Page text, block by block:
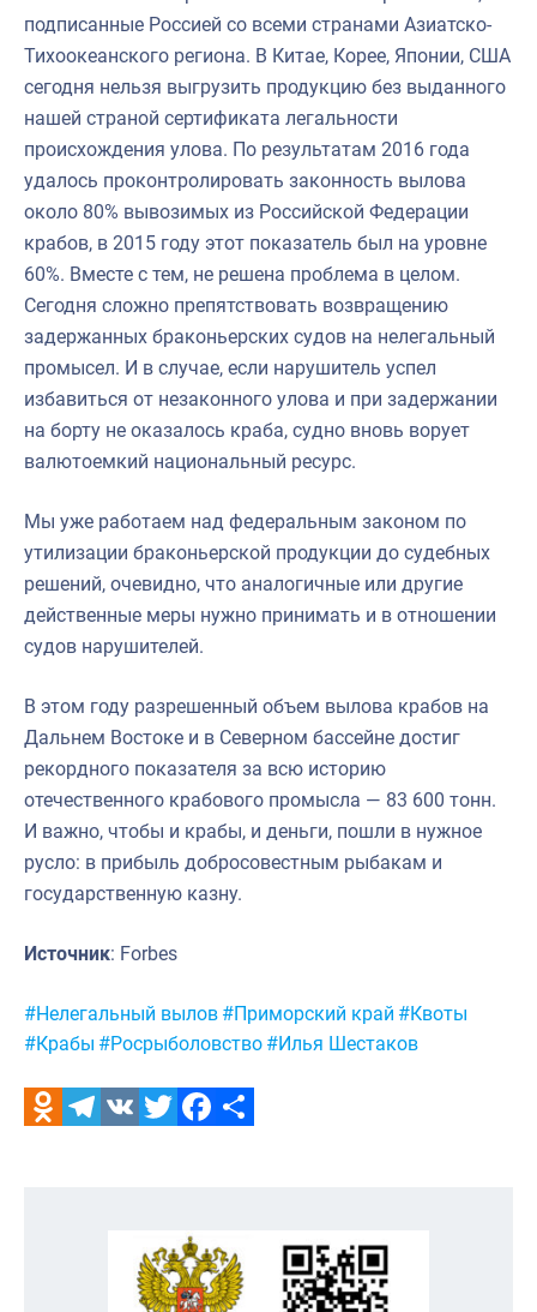
подписанные Россией со всеми странами Азиатско-
Тихоокеанского региона. В Китае, Корее, Японии, США
сегодня нельзя выгрузить продукцию без выданного
нашей страной сертификата легальности
происхождения улова. По результатам 2016 года
удалось проконтролировать законность вылова
около 80% вывозимых из Российской Федерации
крабов, в 2015 году этот показатель был на уровне
60%. Вместе с тем, не решена проблема в целом.
Сегодня сложно препятствовать возвращению
задержанных браконьерских судов на нелегальный
промысел. И в случае, если нарушитель успел
избавиться от незаконного улова и при задержании
на борту не оказалось краба, судно вновь ворует
валютоемкий национальный ресурс.
Мы уже работаем над федеральным законом по
утилизации браконьерской продукции до судебных
решений, очевидно, что аналогичные или другие
действенные меры нужно принимать и в отношении
судов нарушителей.
В этом году разрешенный объем вылова крабов на
Дальнем Востоке и в Северном бассейне достиг
рекордного показателя за всю историю
отечественного крабового промысла — 83 600 тонн.
И важно, чтобы и крабы, и деньги, пошли в нужное
русло: в прибыль добросовестным рыбакам и
государственную казну.
Источник: Forbes
Метки:
#Нелегальный вылов #Приморский край #Квоты
#Крабы #Росрыболовство #Илья Шестаков